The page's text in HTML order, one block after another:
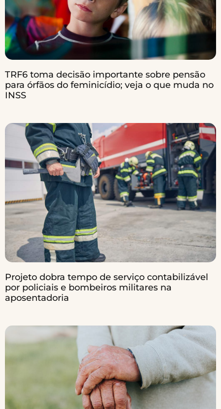
TRF6 toma decisão importante sobre pensão
para órfãos do feminicídio; veja o que muda no
INSS
Projeto dobra tempo de serviço contabilizável
por policiais e bombeiros militares na
aposentadoria